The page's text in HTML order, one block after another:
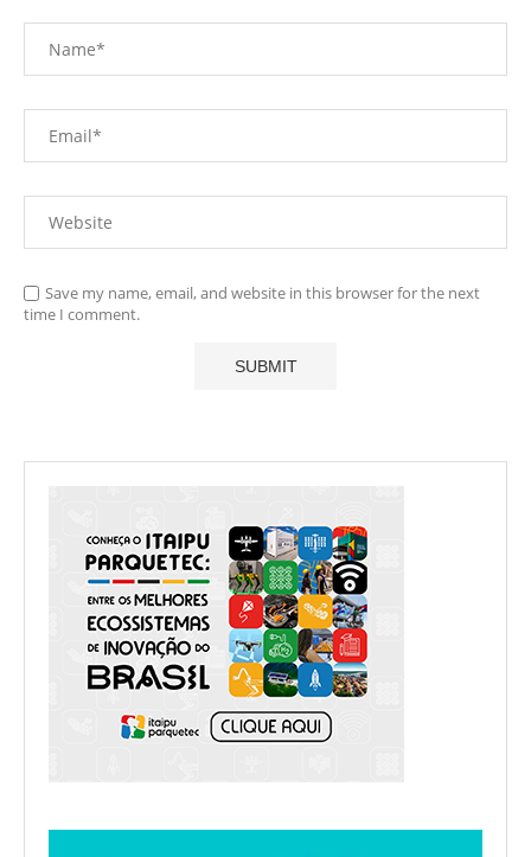
Save my name, email, and website in this browser for the next
time I comment.